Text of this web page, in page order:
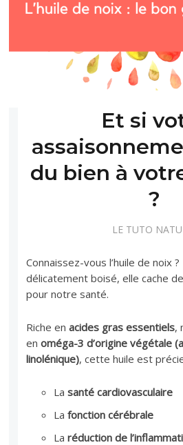
Et si
du bien à
?
LE TUTO
Connaissez-vous l’huile de noix
délicatement boisé, elle cache
pour notre santé.
Riche enacides gras essentiels,
enoméga-3 d’origine végétale
linolénique), cette huile est
Lasanté cardiovasculaire
Lafonction cérébrale
Laréduction de